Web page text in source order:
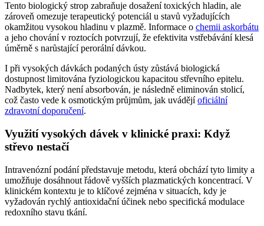
Tento biologický strop zabraňuje dosažení toxických hladin, ale
zároveň omezuje terapeutický potenciál u stavů vyžadujících
okamžitou vysokou hladinu v plazmě. Informace o chemii askorbátu
a jeho chování v roztocích potvrzují, že efektivita vstřebávání klesá
úměrně s narůstající perorální dávkou.
I při vysokých dávkách podaných ústy zůstává biologická
dostupnost limitována fyziologickou kapacitou střevního epitelu.
Nadbytek, který není absorbován, je následně eliminován stolicí,
což často vede k osmotickým průjmům, jak uvádějíoficiální
zdravotní doporučení.
Využití vysokých dávek v klinické praxi: Když
střevo nestačí
Intravenózní podání představuje metodu, která obchází tyto limity a
umožňuje dosáhnout řádově vyšších plazmatických koncentrací. V
klinickém kontextu je to klíčové zejména v situacích, kdy je
vyžadován rychlý antioxidační účinek nebo specifická modulace
redoxního stavu tkání.